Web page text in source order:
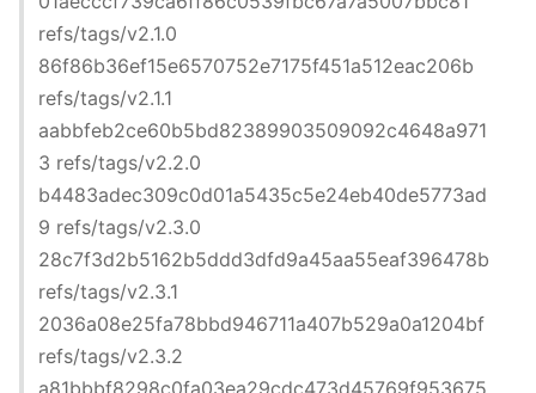
refs/tags/v2.1.0
86f86b36ef15e6570752e7175f451a512eac206b
refs/tags/v2.1.1
aabbfeb2ce60b5bd82389903509092c4648a971
3 refs/tags/v2.2.0
b4483adec309c0d01a5435c5e24eb40de5773ad
9 refs/tags/v2.3.0
28c7f3d2b5162b5ddd3dfd9a45aa55eaf396478b
refs/tags/v2.3.1
2036a08e25fa78bbd946711a407b529a0a1204bf
refs/tags/v2.3.2
a81bbbf8298c0fa03ea29cdc473d45769f953675